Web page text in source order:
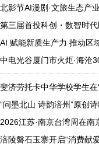
北影节AI漫剧·文旅生态产
第三届首投科创・数智时
AI 赋能新质生产力 推动区
中电光谷厦门市火炬·海沧
斐济劳托卡中华学校学生
“问墨北山 诗韵涪州”原创
2026江苏·南京台湾周在
涪陵磐石玉寨开启“消费献